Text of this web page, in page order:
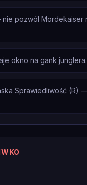
pozwól Mordekaiser
okno na gank junglera.
Sprawiedliwość (R)